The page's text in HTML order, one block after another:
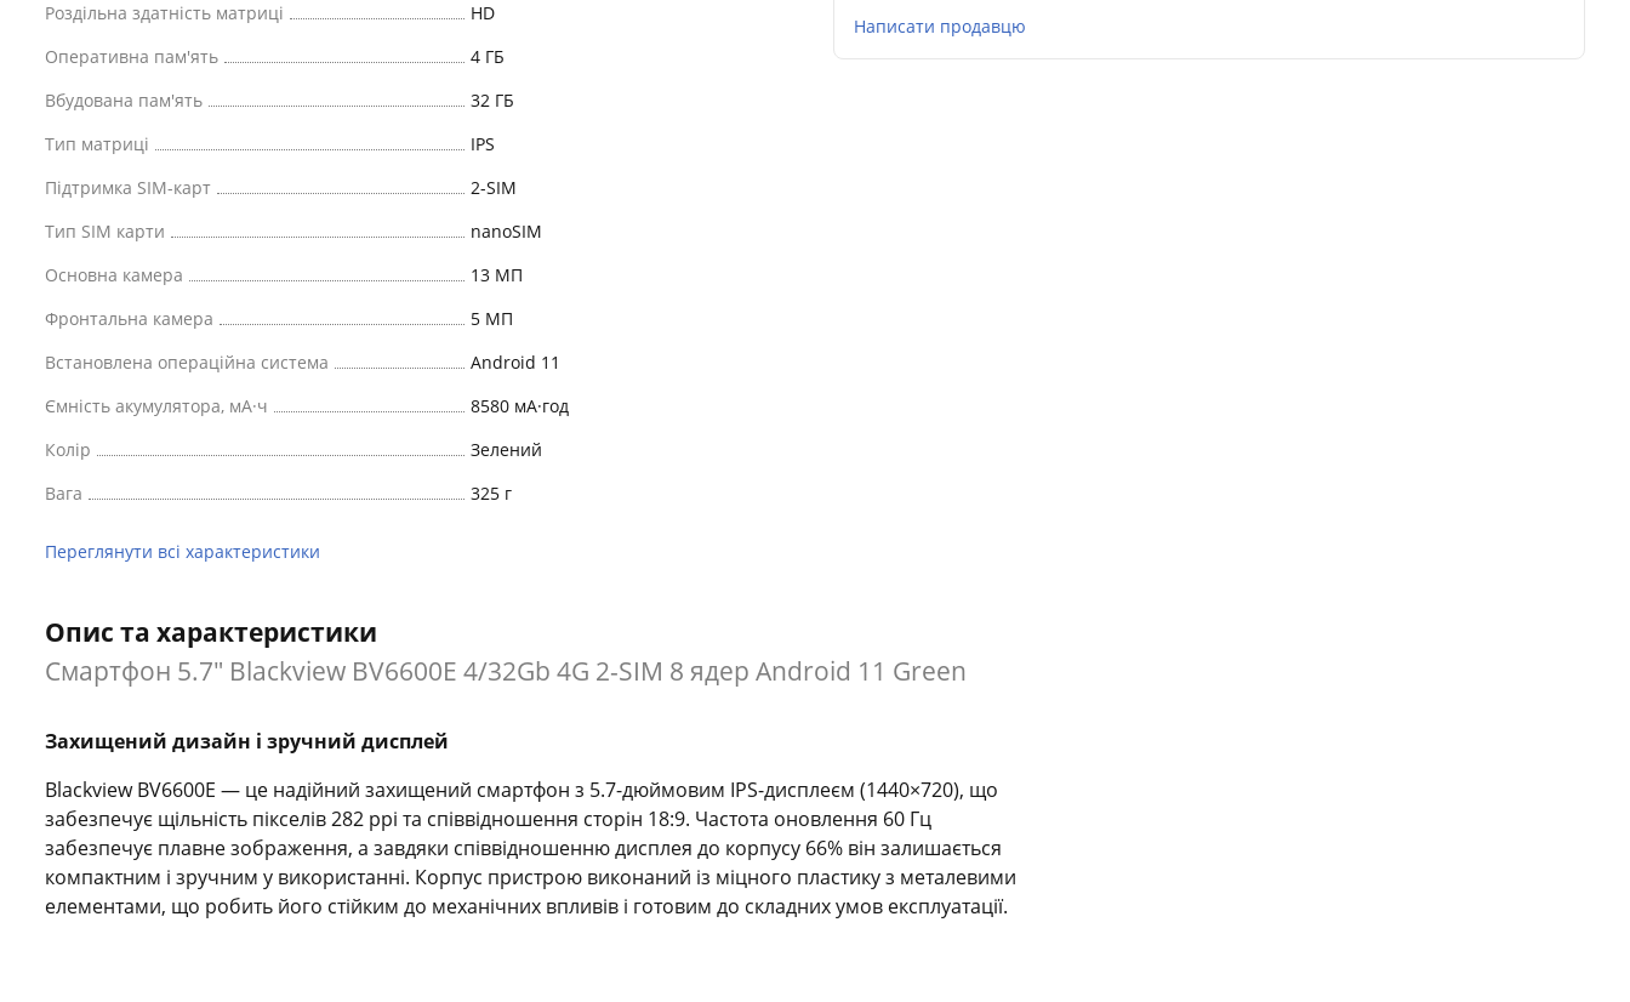
Роздільна здатність матриці
HD
Оперативна пам'ять
4 ГБ
Вбудована пам'ять
32 ГБ
Тип матриці
IPS
Підтримка SIM-карт
2-SIM
Тип SIM карти
nanoSIM
Основна камера
13 МП
Фронтальна камера
5 МП
Встановлена ​​операційна система
Android 11
Ємність акумулятора, мА·ч
8580 мА·год
Колір
Зелений
Вага
325 г
Переглянути всі характеристики
Написати продавцю
Опис та характеристики
Смартфон 5.7" Blackview BV6600E 4/32Gb 4G 2-SIM 8 ядер Android 11 Green
Захищений дизайн і зручний дисплей
Blackview BV6600E — це надійний захищений смартфон з 5.7-дюймовим IPS-дисплеєм (1440×720), що
забезпечує щільність пікселів 282 ppi та співвідношення сторін 18:9. Частота оновлення 60 Гц
забезпечує плавне зображення, а завдяки співвідношенню дисплея до корпусу 66% він залишається
компактним і зручним у використанні. Корпус пристрою виконаний із міцного пластику з металевими
елементами, що робить його стійким до механічних впливів і готовим до складних умов експлуатації.